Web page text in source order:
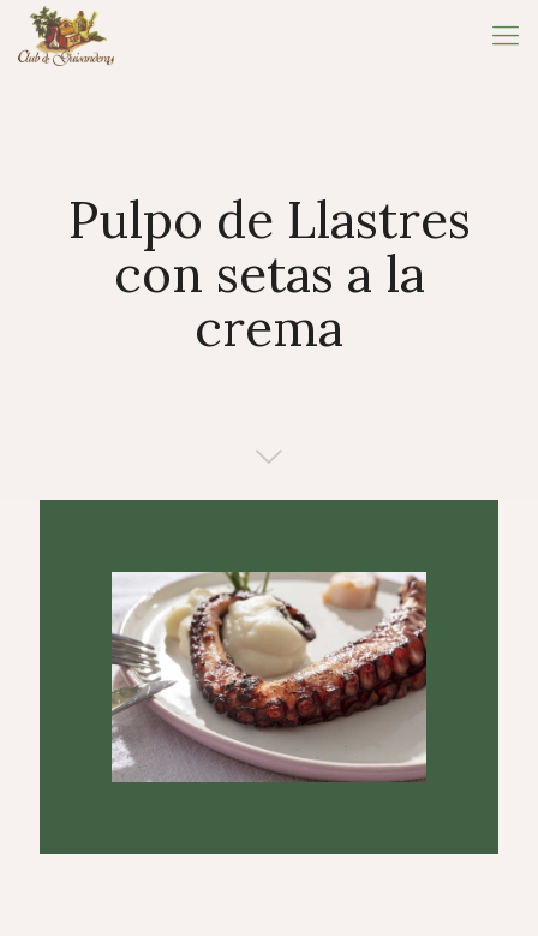
Pulpo de Llastres
con setas a la
crema